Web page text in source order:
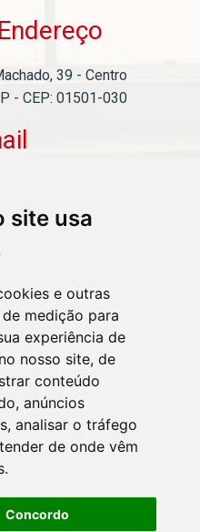
site usa
e outras
medição para
experiência de
nosso site, de
conteúdo
anúncios
analisar o tráfego
de onde vêm
Concordo
Endereço
39 - Centro
- CEP: 01501-030
4449